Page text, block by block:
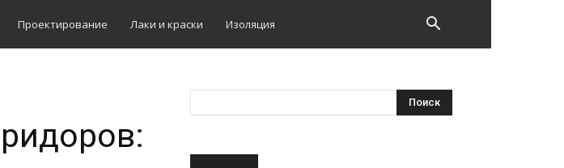
Проектирование Лаки и краски Изоляция